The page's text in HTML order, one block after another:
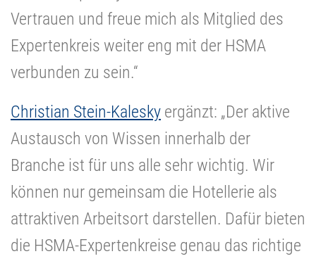
Vertrauen und freue mich als Mitglied des
Expertenkreis weiter eng mit der HSMA
verbunden zu sein.“
Christian Stein-Kalesky ergänzt: „Der aktive
Austausch von Wissen innerhalb der
Branche ist für uns alle sehr wichtig. Wir
können nur gemeinsam die Hotellerie als
attraktiven Arbeitsort darstellen. Dafür bieten
die HSMA-Expertenkreise genau das richtige